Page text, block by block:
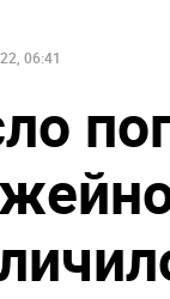
06:41